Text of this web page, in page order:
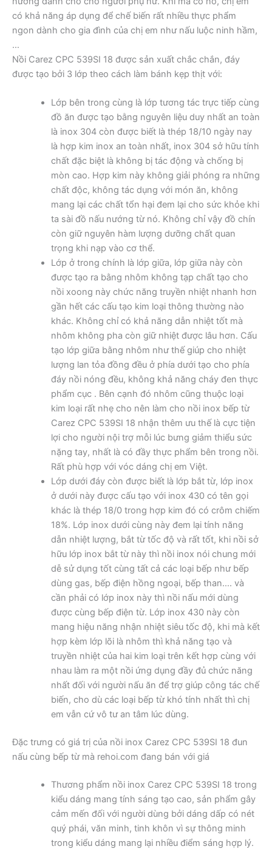
có khả năng áp dụng để chế biến rất nhiều thực phẩm
ngon dành cho gia đình của chị em như nấu luộc ninh hầm,
…
Nồi Carez CPC 539SI 18 được sản xuất chắc chắn, đáy
được tạo bởi 3 lớp theo cách làm bánh kẹp thịt với:
Lớp bên trong cùng là lớp tương tác trực tiếp cùng
đồ ăn được tạo bằng nguyên liệu duy nhất an toàn
là inox 304 còn được biết là thép 18/10 ngày nay
là hợp kim inox an toàn nhất, inox 304 sở hữu tính
chất đặc biệt là không bị tác động và chống bị
mòn cao. Hợp kim này không giải phóng ra những
chất độc, không tác dụng với món ăn, không
mang lại các chất tổn hại đem lại cho sức khỏe khi
ta sài đồ nấu nướng từ nó. Không chỉ vậy đồ chín
còn giữ nguyên hàm lượng dưỡng chất quan
trọng khi nạp vào cơ thể.
Lớp ở trong chính là lớp giữa, lớp giữa này còn
được tạo ra bằng nhôm không tạp chất tạo cho
nồi xoong này chức năng truyền nhiệt nhanh hơn
gần hết các cấu tạo kim loại thông thường nào
khác. Không chỉ có khả năng dẫn nhiệt tốt mà
nhôm không pha còn giữ nhiệt được lâu hơn. Cấu
tạo lớp giữa bằng nhôm như thế giúp cho nhiệt
lượng lan tỏa đồng đều ở phía dưới tạo cho phía
đáy nồi nóng đều, không khả năng cháy đen thực
phẩm cục . Bên cạnh đó nhôm cũng thuộc loại
kim loại rất nhẹ cho nên làm cho nồi inox bếp từ
Carez CPC 539SI 18 nhận thêm ưu thế là cực tiện
lợi cho người nội trợ mỗi lúc bưng giảm thiểu sức
nặng tay, nhất là có đầy thực phẩm bên trong nồi.
Rất phù hợp với vóc dáng chị em Việt.
Lớp dưới đáy còn được biết là lớp bắt từ, lớp inox
ở dưới này được cấu tạo với inox 430 có tên gọi
khác là thép 18/0 trong hợp kim đó có crôm chiếm
18%. Lớp inox dưới cùng này đem lại tính năng
dẫn nhiệt lượng, bắt từ tốc độ và rất tốt, khi nồi sở
hữu lớp inox bắt từ này thì nồi inox nói chung mới
dễ sử dụng tốt cùng tất cả các loại bếp như bếp
dùng gas, bếp điện hồng ngoại, bếp than…. và
cần phải có lớp inox này thì nồi nấu mới dùng
được cùng bếp điện từ. Lớp inox 430 này còn
mang hiệu năng nhận nhiệt siêu tốc độ, khi mà kết
hợp kèm lớp lõi là nhôm thì khả năng tạo và
truyền nhiệt của hai kim loại trên kết hợp cùng với
nhau làm ra một nồi ứng dụng đầy đủ chức năng
nhất đối với người nấu ăn để trợ giúp công tác chế
biến, cho dù các loại bếp từ khó tính nhất thì chị
em vẫn cứ vô tư an tâm lúc dùng.
Đặc trưng có giá trị của nồi inox Carez CPC 539SI 18 đun
nấu cùng bếp từ mà rehoi.com đang bán với giá
Thương phẩm nồi inox Carez CPC 539SI 18 trong
kiểu dáng mang tính sáng tạo cao, sản phẩm gây
cảm mến đối với người dùng bởi dáng dấp có nét
quý phái, văn minh, tinh khôn vì sự thông minh
trong kiểu dáng mang lại nhiều điểm sáng hợp lý.